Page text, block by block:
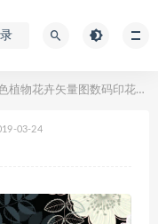
植物花卉矢量图数码印花源文件
03-24